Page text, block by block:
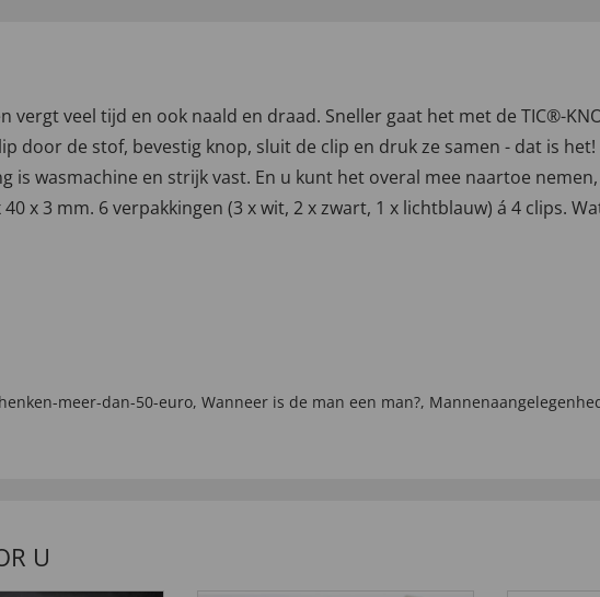
veel tijd en ook naald en draad. Sneller gaat het met de TIC®-
door de stof, bevestig knop, sluit de clip en druk ze samen - dat is
is wasmachine en strijk vast. En u kunt het overal mee naartoe
x 3 mm. 6 verpakkingen (3 x wit, 2 x zwart, 1 x lichtblauw) á 4 clips.
meer-dan-50-euro, Wanneer is de man een man?,
U